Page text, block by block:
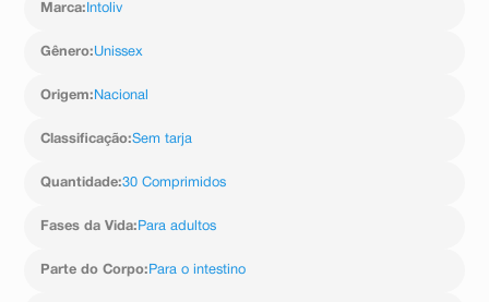
Marca: Intoliv
Gênero:Unissex
Origem: Nacional
Classificação:Sem tarja
Quantidade:30 Comprimidos
Fases da Vida: Para adultos
Parte do Corpo: Para o intestino